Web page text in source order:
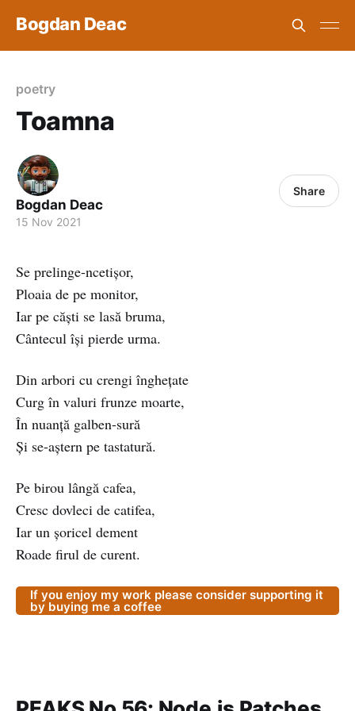
Bogdan Deac
poetry
Toamna
Bogdan Deac
15 Nov 2021
Share
Se prelinge-ncetișor,
Ploaia de pe monitor,
Iar pe căști se lasă bruma,
Cântecul își pierde urma.
Din arbori cu crengi înghețate
Curg în valuri frunze moarte,
În nuanță galben-sură
Și se-aștern pe tastatură.
Pe birou lângă cafea,
Cresc dovleci de catifea,
Iar un șoricel dement
Roade firul de curent.
If you enjoy my work please consider supporting it
by buying me a coffee